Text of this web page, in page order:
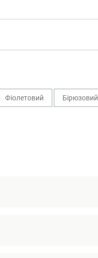
Фіолетовий Бірюзовий